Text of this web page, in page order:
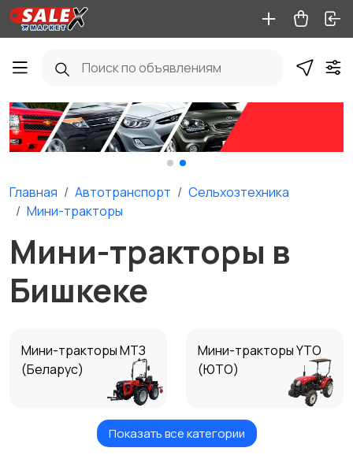
Главная Автотранспорт
Сельхозтехника
Мини-тракторы
Мини-тракторы в
Бишкеке
Мини-тракторы МТЗ
(Беларус)
Мини-тракторы YTO
(ЮТО)
Мини-тракторы
Мини-тракторы Iseki
Показать все категории